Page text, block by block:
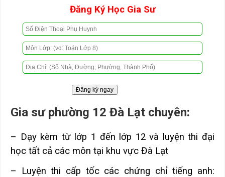
Đăng Ký Học Gia Sư
Gia sư phường 12 Đà Lạt chuyên:
– Dạy kèm từ lớp 1 đến lớp 12 và luyện thi đại
học tất cả các môn tại khu vực Đà Lạt
– Luyện thi cấp tốc các chứng chỉ tiếng anh: